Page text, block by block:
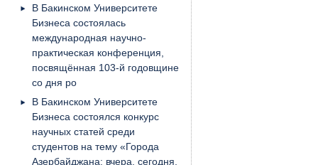
В Бакинском Университете
Бизнеса состоялась
международная научно-
практическая конференция,
посвящённая 103-й годовщине
со дня ро
В Бакинском Университете
Бизнеса состоялся конкурс
научных статей среди
студентов на тему «Города
Азербайджана: вчера, сегодня,